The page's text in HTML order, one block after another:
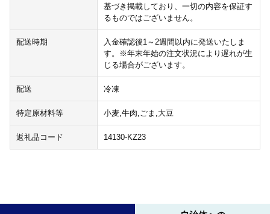
基づき掲載しており、一切の内容を保証す
るものではございません。
配送時期
入金確認後1～2週間以内に発送いたしま
す。※年末年始の注文状況により遅れが生
じる場合がございます。
配送 冷凍
特定原材料等 小麦,牛肉,ごま,大豆
返礼品コード 14130-KZ23